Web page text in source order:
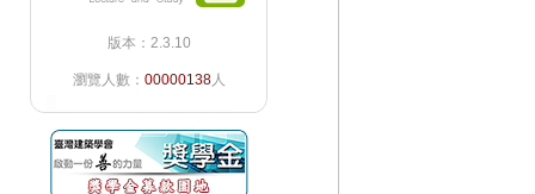
版本：2.3.10
瀏覽人數： 00000138人